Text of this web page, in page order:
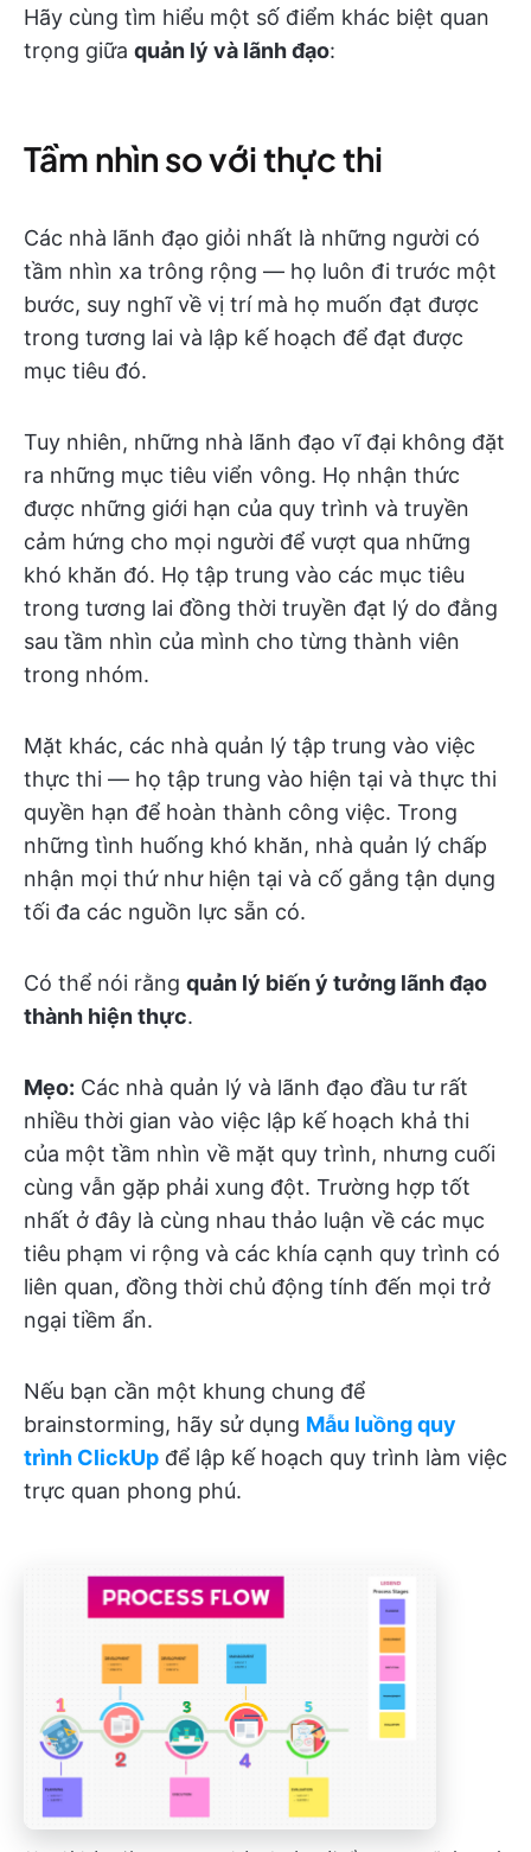
Hãy cùng tìm hiểu một số điểm khác biệt quan
trọng giữa quản lý và lãnh đạo:
Tầm nhìn so với thực thi
Các nhà lãnh đạo giỏi nhất là những người có
tầm nhìn xa trông rộng — họ luôn đi trước một
bước, suy nghĩ về vị trí mà họ muốn đạt được
trong tương lai và lập kế hoạch để đạt được
mục tiêu đó.
Tuy nhiên, những nhà lãnh đạo vĩ đại không đặt
ra những mục tiêu viển vông. Họ nhận thức
được những giới hạn của quy trình và truyền
cảm hứng cho mọi người để vượt qua những
khó khăn đó. Họ tập trung vào các mục tiêu
trong tương lai đồng thời truyền đạt lý do đằng
sau tầm nhìn của mình cho từng thành viên
trong nhóm.
Mặt khác, các nhà quản lý tập trung vào việc
thực thi — họ tập trung vào hiện tại và thực thi
quyền hạn để hoàn thành công việc. Trong
những tình huống khó khăn, nhà quản lý chấp
nhận mọi thứ như hiện tại và cố gắng tận dụng
tối đa các nguồn lực sẵn có.
Có thể nói rằng quản lý biến ý tưởng lãnh đạo
thành hiện thực.
Mẹo: Các nhà quản lý và lãnh đạo đầu tư rất
nhiều thời gian vào việc lập kế hoạch khả thi
của một tầm nhìn về mặt quy trình, nhưng cuối
cùng vẫn gặp phải xung đột. Trường hợp tốt
nhất ở đây là cùng nhau thảo luận về các mục
tiêu phạm vi rộng và các khía cạnh quy trình có
liên quan, đồng thời chủ động tính đến mọi trở
ngại tiềm ẩn.
Nếu bạn cần một khung chung để
brainstorming, hãy sử dụng Mẫu luồng quy
trình ClickUp để lập kế hoạch quy trình làm việc
trực quan phong phú.